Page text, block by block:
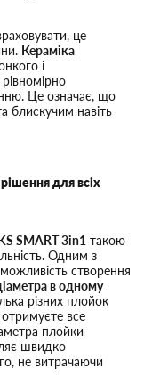
це
Кераміка
і
Це означає, що
блискучим навіть
для всіх
SMART 3in1 такою
Одним з
створення
в одному
різних плойок
отримуєте все
плойки
швидко
не витрачаючи